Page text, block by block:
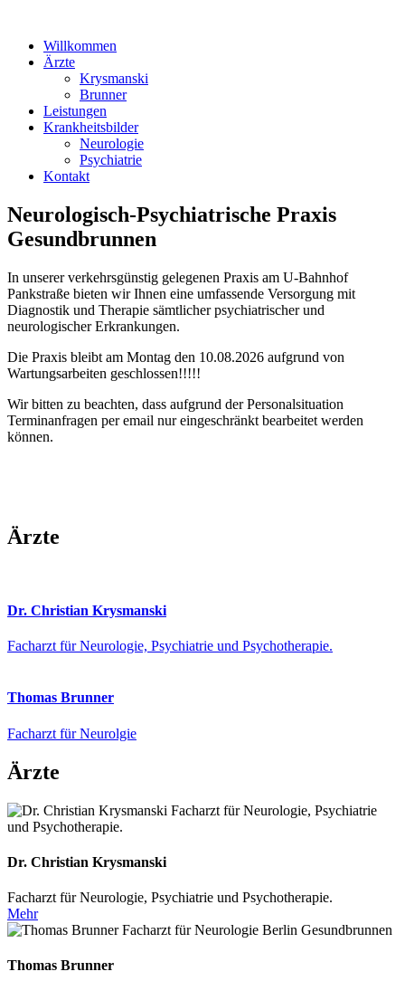
Willkommen
Ärzte
Krysmanski
Brunner
Leistungen
Krankheitsbilder
Neurologie
Psychiatrie
Kontakt
Neurologisch-Psychiatrische Praxis
Gesundbrunnen
In unserer verkehrsgünstig gelegenen Praxis am U-Bahnhof
Pankstraße bieten wir Ihnen eine umfassende Versorgung mit
Diagnostik und Therapie sämtlicher psychiatrischer und
neurologischer Erkrankungen.
Die Praxis bleibt am Montag den 10.08.2026 aufgrund von
Wartungsarbeiten geschlossen!!!!!
Wir bitten zu beachten, dass aufgrund der Personalsituation
Terminanfragen per email nur eingeschränkt bearbeitet werden
können.
Ärzte
Dr. Christian Krysmanski
Facharzt für Neurologie, Psychiatrie und Psychotherapie.
Thomas Brunner
Facharzt für Neurolgie
Ärzte
Dr. Christian Krysmanski
Facharzt für Neurologie, Psychiatrie und Psychotherapie.
Mehr
Thomas Brunner